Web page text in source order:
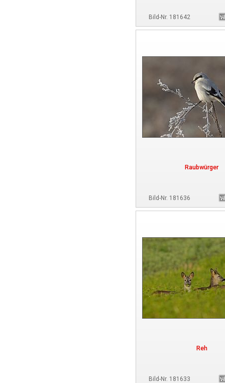
Bild-Nr. 181642
Raubwürger
Bild-Nr. 181636
Reh
Bild-Nr. 181633